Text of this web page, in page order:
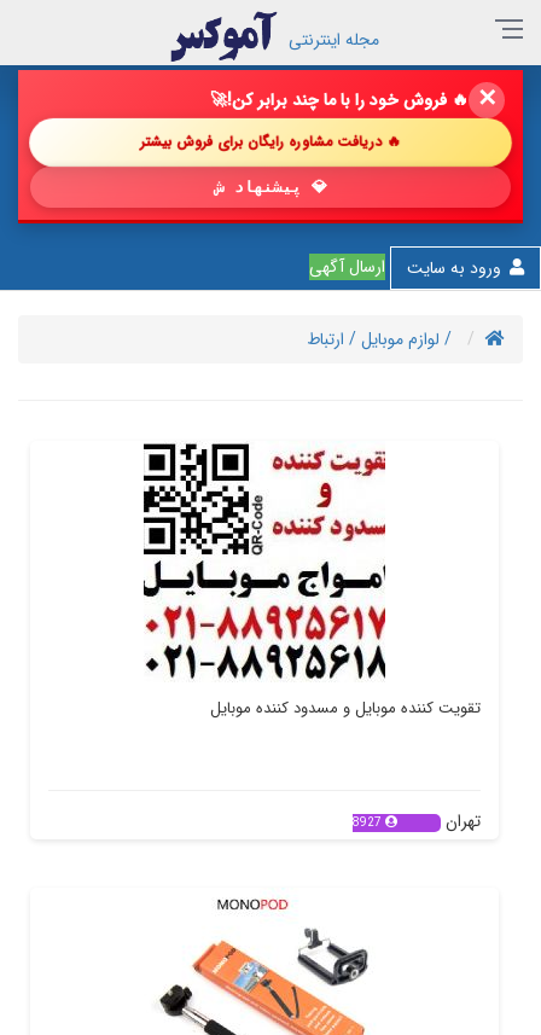
✕ 🔥 فروش خود را با ما چند برابر کن!🚀
🔥 دریافت مشاوره رایگان برای فروش بیشتر
💎 پیشنهاد شگفت‌انگیز
ورود به سایت ارسال آگهی
مجله اینترنتی
/ لوازم موبایل/ ارتباط
تقویت کننده موبایل و مسدود کننده موبایل
تهران 8927